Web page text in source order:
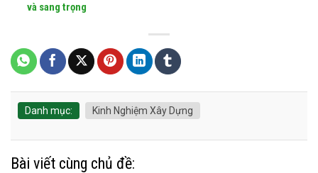
và sang trọng
Danh mục: Kinh Nghiệm Xây Dựng
Bài viết cùng chủ đề: